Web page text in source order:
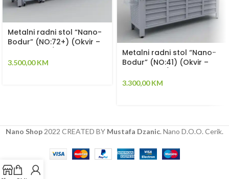
Metalni radni stol “Nano-
Bodur” (NO:72+) (Okvir –
plava)
3.500,00KM
Metalni radni stol “Nano-
Bodur” (NO:41) (Okvir –
plava)
3.300,00KM
Nano Shop 2022 CREATED BY Mustafa Dzanic. Nano D.O.O. Cerik.